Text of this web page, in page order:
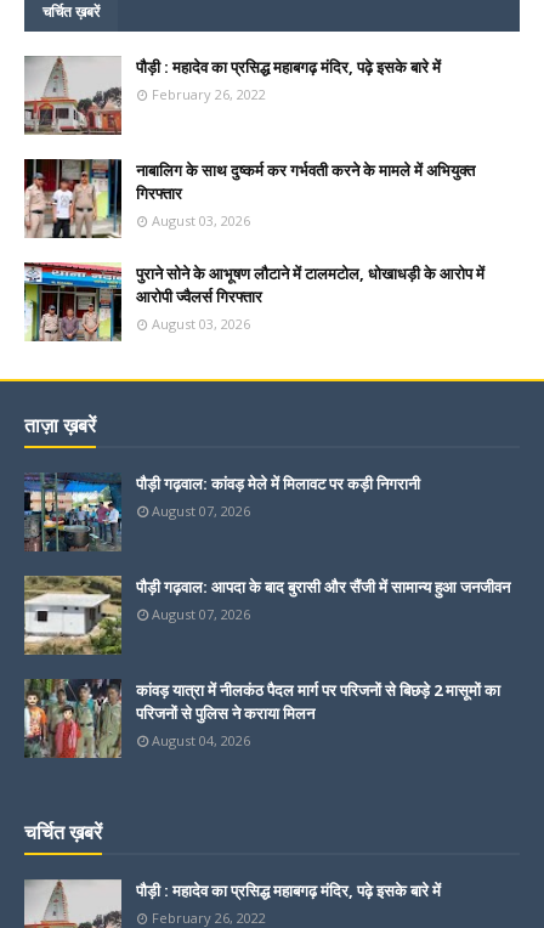
चर्चित ख़बरें
पौड़ी : महादेव का प्रसिद्ध महाबगढ़ मंदिर, पढ़े इसके बारे में
February 26, 2022
नाबालिग के साथ दुष्कर्म कर गर्भवती करने के मामले में अभियुक्त
गिरफ्तार
August 03, 2026
पुराने सोने के आभूषण लौटाने में टालमटोल, धोखाधड़ी के आरोप में
आरोपी ज्वैलर्स गिरफ्तार
August 03, 2026
ताज़ा ख़बरें
पौड़ी गढ़वाल: कांवड़ मेले में मिलावट पर कड़ी निगरानी
August 07, 2026
पौड़ी गढ़वाल: आपदा के बाद बुरासी और सैंजी में सामान्य हुआ जनजीवन
August 07, 2026
कांवड़ यात्रा में नीलकंठ पैदल मार्ग पर परिजनों से बिछड़े 2 मासूमों का
परिजनों से पुलिस ने कराया मिलन
August 04, 2026
चर्चित ख़बरें
पौड़ी : महादेव का प्रसिद्ध महाबगढ़ मंदिर, पढ़े इसके बारे में
February 26, 2022